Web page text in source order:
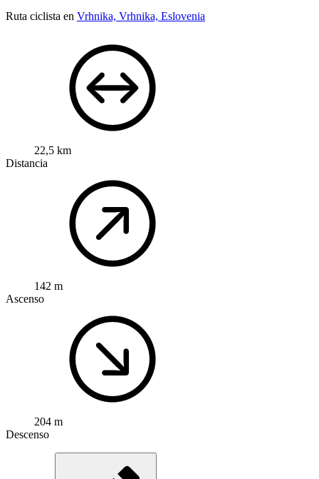
Ruta ciclista en Vrhnika, Vrhnika, Eslovenia
22,5 km
Distancia
142 m
Ascenso
204 m
Descenso